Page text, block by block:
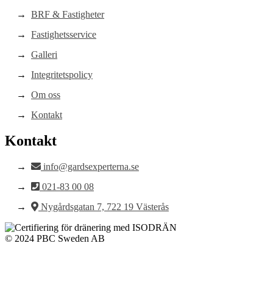
BRF & Fastigheter
Fastighetsservice
Galleri
Integritetspolicy
Om oss
Kontakt
Kontakt
info@gardsexperterna.se
021-83 00 08
Nygårdsgatan 7, 722 19 Västerås
© 2024 PBC Sweden AB